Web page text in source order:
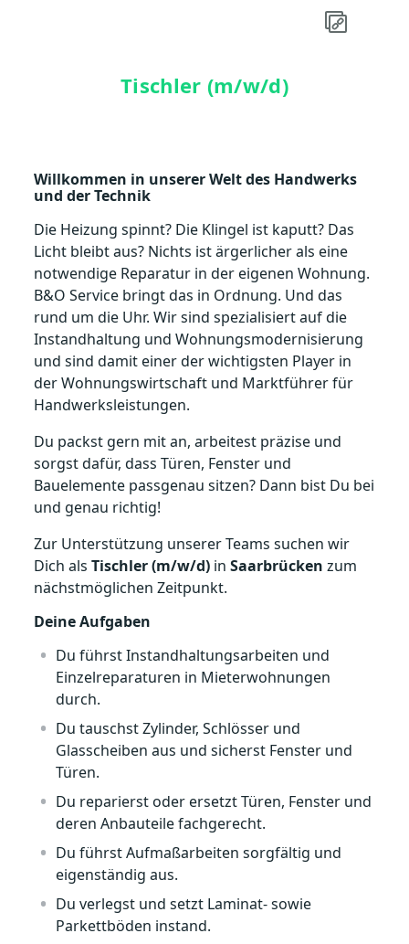
Tischler (m/w/d)
Willkommen in unserer Welt des Handwerks
und der Technik
Die Heizung spinnt? Die Klingel ist kaputt? Das
Licht bleibt aus? Nichts ist ärgerlicher als eine
notwendige Reparatur in der eigenen Wohnung.
B&O Service bringt das in Ordnung. Und das
rund um die Uhr. Wir sind spezialisiert auf die
Instandhaltung und Wohnungsmodernisierung
und sind damit einer der wichtigsten Player in
der Wohnungswirtschaft und Marktführer für
Handwerksleistungen.
Du packst gern mit an, arbeitest präzise und
sorgst dafür, dass Türen, Fenster und
Bauelemente passgenau sitzen? Dann bist Du bei
und genau richtig!
Zur Unterstützung unserer Teams suchen wir
Dich alsTischler (m/w/d) inSaarbrückenzum
nächstmöglichen Zeitpunkt.
Deine Aufgaben
Du führst Instandhaltungsarbeiten und
Einzelreparaturen in Mieterwohnungen
durch.
Du tauschst Zylinder, Schlösser und
Glasscheiben aus und sicherst Fenster und
Türen.
Du reparierst oder ersetzt Türen, Fenster und
deren Anbauteile fachgerecht.
Du führst Aufmaßarbeiten sorgfältig und
eigenständig aus.
Du verlegst und setzt Laminat- sowie
Parkettböden instand.